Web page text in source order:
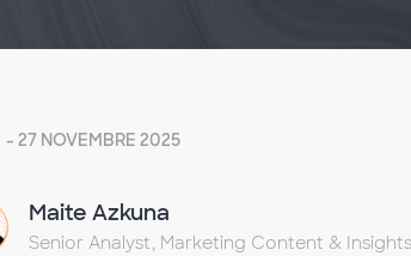
- 27 NOVEMBRE 2025
Maite Azkuna
Senior Analyst, Marketing Content & Insights